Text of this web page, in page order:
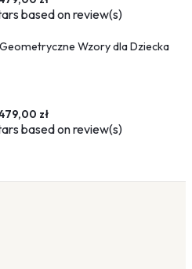
based onreview(s)
Wzory dla Dziecka
zł
based onreview(s)